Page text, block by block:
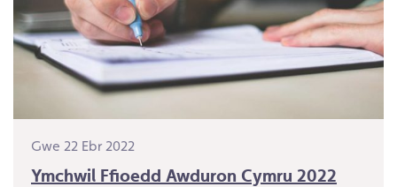
Gwe 22 Ebr 2022
Ymchwil Ffioedd Awduron Cymru 2022